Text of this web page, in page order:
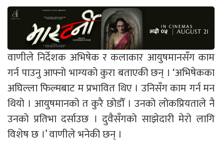
वाणीले निर्देशक अभिषेक र कलाकार आयुषमानसँग काम
गर्न पाउनु आफ्नो भाग्यको कुरा बताएकी छन् । ‘अभिषेकका
अघिल्ला फिल्मबाट म प्रभावित थिए । उनिसँग काम गर्न मन
थियो । आयुषमानको त कुरै छोडौँ । उनको लोकप्रियताले नै
उनको प्रतिभा दर्साउछ । दुवैसँगको साझेदारी मेरो लागि
विशेष छ ।’ वाणीले भनेकी छन् ।